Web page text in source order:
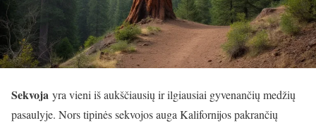
Sekvoja yra vieni iš aukščiausių ir ilgiausiai gyvenančių medžių
pasaulyje. Nors tipinės sekvojos auga Kalifornijos pakrančių